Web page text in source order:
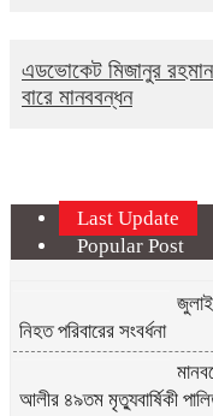
এডভোকেট মিজানুর
বারে মানববন্ধন
Last Update
Popular Post
নিহত পরিবারের সংবর্ধনা
আলীর ৪৯তম মৃত্যুবার্ষিকী